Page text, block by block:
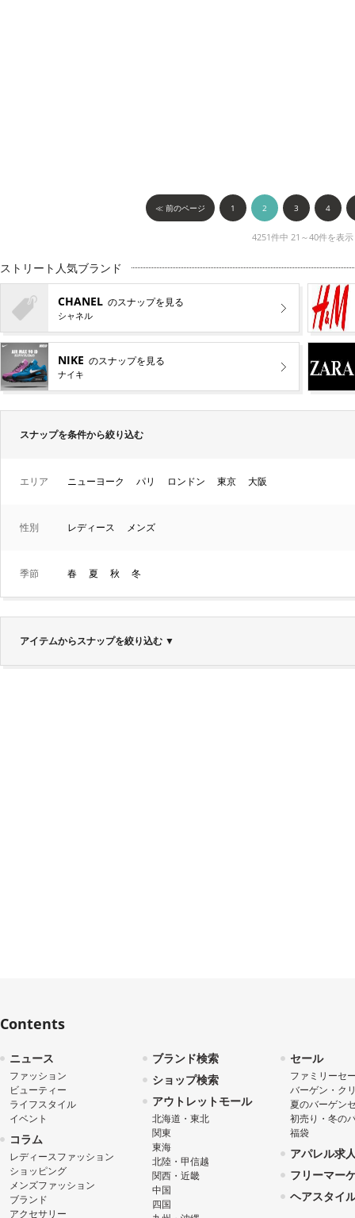
≪ 前のページ 1 2 3 4
4251件中 21～40件を表示
ストリート人気ブランド
CHANEL のスナップを見る
シャネル
NIKE のスナップを見る
ナイキ
スナップを条件から絞り込む
エリア ニューヨーク パリ ロンドン 東京 大阪
性別 レディース メンズ
季節 春 夏 秋 冬
アイテムからスナップを絞り込む ▼
Contents
ニュース
ファッション
ビューティー
ライフスタイル
イベント
コラム
レディースファッション
ショッピング
メンズファッション
ブランド
アクセサリー
ブランド検索
ショップ検索
アウトレットモール
北海道・東北
関東
東海
北陸・甲信越
関西・近畿
中国
四国
セール
ファミリーセ
バーゲン・ク
夏のバーゲン
初売り・冬の
福袋
アパレル求
フリーマー
ヘアスタイ